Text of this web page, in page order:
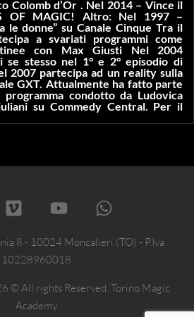
Colomb d’Or . Nel 2014 – Vince il
OF MAGIC! Altro: Nel 1997 –
le donne” su Canale Cinque Tra il
a svariati programmi come
con Max Giusti Nel 2004
stesso nel 1° e 2° episodio di
2007 partecipa ad un reality sulla
GXT. Attualmente ha fatto parte
condotto da Ludovica
su Commedy Central. Per il
8 - 10024 Moncalieri (TO) - P.Iva
10228960018
© All rights Reserved. Torino Magic
Academy